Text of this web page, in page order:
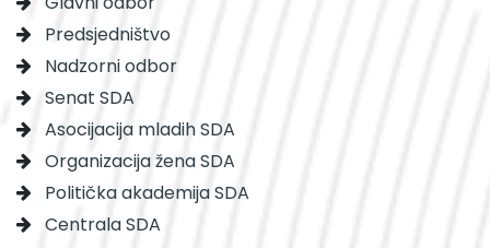
Predsjedništvo
Nadzorni odbor
Senat SDA
Asocijacija mladih SDA
Organizacija žena SDA
Politička akademija SDA
Centrala SDA